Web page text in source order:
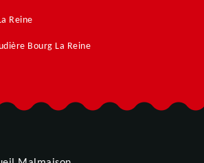
Reine
Bourg La Reine